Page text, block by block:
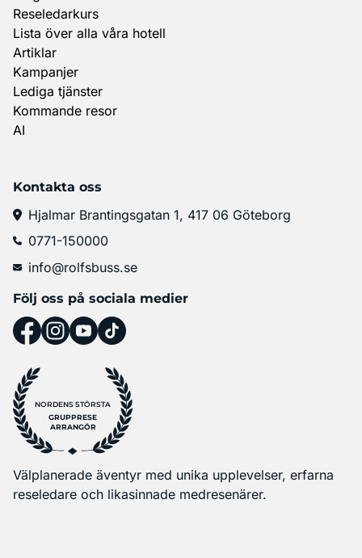
Reseledarkurs
Lista över alla våra hotell
Artiklar
Kampanjer
Lediga tjänster
Kommande resor
AI
Kontakta oss
Hjalmar Brantingsgatan 1, 417 06 Göteborg
0771-150000
info@rolfsbuss.se
Följ oss på sociala medier
NORDENS STÖRSTA
GRUPPRESE
ARRANGÖR
Välplanerade äventyr med unika upplevelser, erfarna
reseledare och likasinnade medresenärer.